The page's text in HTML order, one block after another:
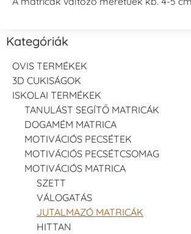
Kategóriák
OVIS TERMÉKEK
3D CUKISÁGOK
ISKOLAI TERMÉKEK
TANULÁST SEGÍTŐ MATRICÁK
DOGAMÉM MATRICA
MOTIVÁCIÓS PECSÉTEK
MOTIVÁCIÓS PECSÉTCSOMAG
MOTIVÁCIÓS MATRICA
SZETT
VÁLOGATÁS
JUTALMAZÓ MATRICÁK
HITTAN